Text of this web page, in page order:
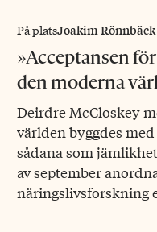
På platsJoakim Rönnbäck
»Acceptansen
den moderna
Deirdre McCloskey
världen byggdes
sådana som
av september
näringslivsforskning